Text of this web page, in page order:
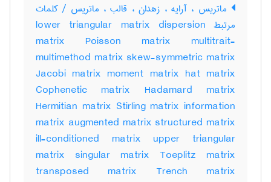
ماتریس ، آرایه ، زهدان ، قالب ، ماتریس / کلمات
مرتبط lower triangular matrix dispersion
matrix Poisson matrix multitrait-
multimethod matrix skew-symmetric matrix
Jacobi matrix moment matrix hat matrix
Cophenetic matrix Hadamard matrix
Hermitian matrix Stirling matrix information
matrix augmented matrix structured matrix
ill-conditioned matrix upper triangular
matrix singular matrix Toeplitz matrix
transposed matrix Trench matrix